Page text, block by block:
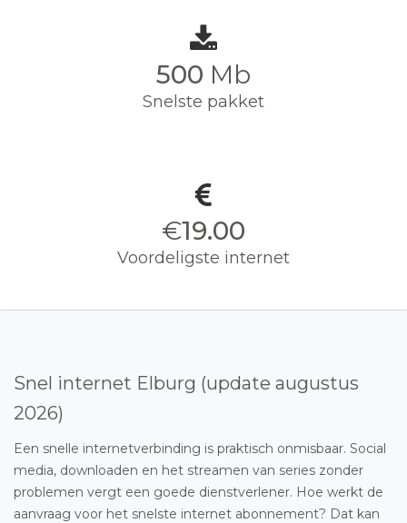
500 Mb
Snelste pakket
€19.00
Voordeligste internet
Snel internet Elburg (update augustus
2026)
Een snelle internetverbinding is praktisch onmisbaar. Social
media, downloaden en het streamen van series zonder
problemen vergt een goede dienstverlener. Hoe werkt de
aanvraag voor het snelste internet abonnement? Dat kan